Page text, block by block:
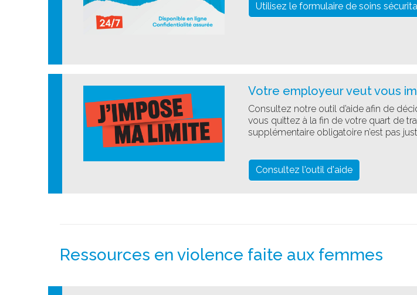
Utilisez le formulaire de soins
Votre employeur veut vous
Consultez notre outil d’aide afin de
vous quittez à la fin de votre quart de
supplémentaire obligatoire n’est pas
Consultez l'outil d'aide
Ressources en violence faite aux femmes